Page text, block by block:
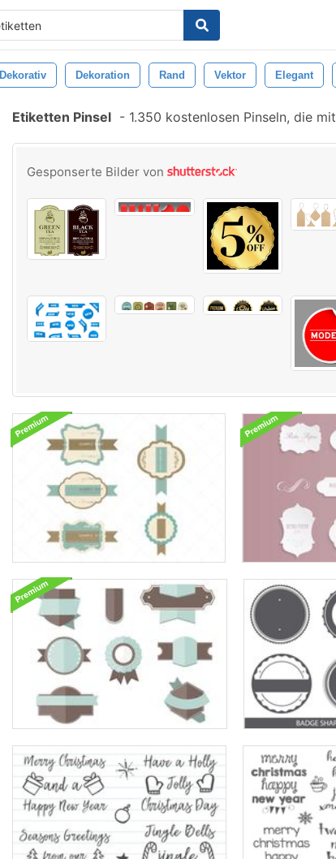
Dekorativ Dekoration Rand Vektor Elegant
Etiketten Pinsel - 1.350 kostenlosen Pinseln, die mit
Gesponserte Bilder von